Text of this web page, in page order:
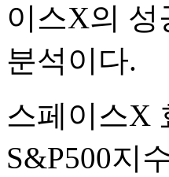
이스X의
분석이다.
스페이스X
S&P500지